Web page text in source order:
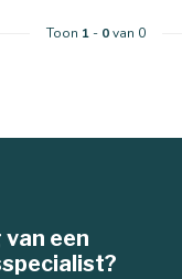
Toon 1 - 0van 0
een